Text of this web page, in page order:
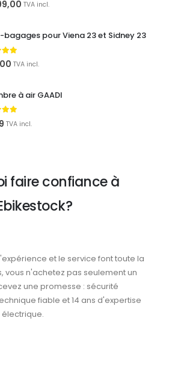
TVA incl.
bagages pour Viena 23 et Sidney 23
out of 5
TVA incl.
à air GAADI
of 5
TVA incl.
faire confiance à
et le service font toute la
vous n'achetez pas seulement un
une promesse : sécurité
fiable et 14 ans d'expertise
électrique.